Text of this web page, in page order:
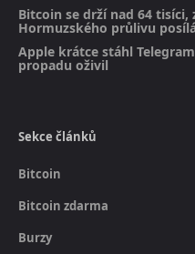
Bitcoin se drží nad 64
Hormuzského průlivu
Apple krátce stáhl
propadu oživil
Sekce článků
Bitcoin
Bitcoin zdarma
Burzy